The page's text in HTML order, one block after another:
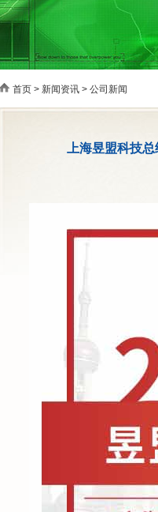
首页 > 新闻资讯 > 公司新闻
上海昱盟科技